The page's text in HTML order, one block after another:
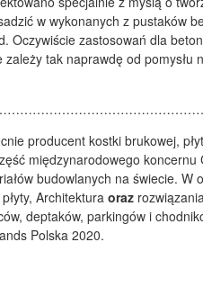
w wykonanych z pustaków
Oczywiście zastosowań dla
tak naprawdę od pomysłu
producent kostki brukowej,
międzynarodowego koncernu
budowlanych na świecie. W
Architektura oraz
deptaków, parkingów i
Polska 2020.